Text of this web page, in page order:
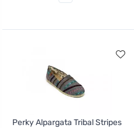
Perky Alpargata Tribal Stripes